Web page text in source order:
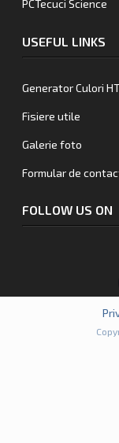
PCTecuci Science
USEFUL LINKS
Generator Culori
Fisiere utile
Galerie foto
Formular de
FOLLOW US ON